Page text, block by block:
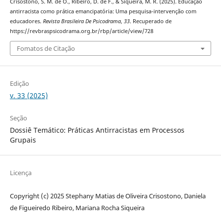
antirracista como prática emancipatória: Uma pesquisa-intervenção com
educadores. Revista Brasileira De Psicodrama, 33. Recuperado de
https://revbraspsicodrama.org.br/rbp/article/view/728
Fomatos de Citação
Edição
v. 33 (2025)
Seção
Dossiê Temático: Práticas Antirracistas em Processos
Grupais
Licença
Copyright (c) 2025 Stephany Matias de Oliveira Crisostono, Daniela
de Figueiredo Ribeiro, Mariana Rocha Siqueira